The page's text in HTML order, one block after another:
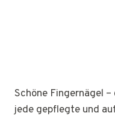
Schöne Fingernägel
jede gepflegte und